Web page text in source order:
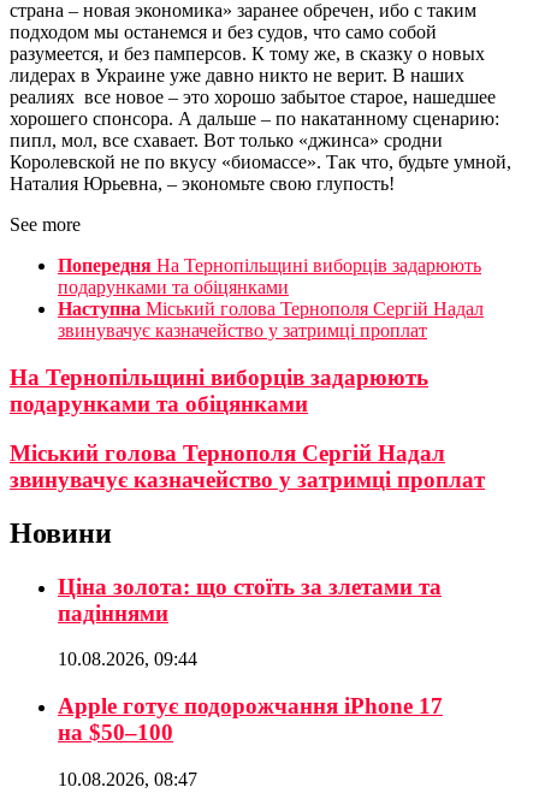
страна – новая экономика» заранее обречен, ибо с таким
подходом мы останемся и без судов, что само собой
разумеется, и без памперсов. К тому же, в сказку о новых
лидерах в Украине уже давно никто не верит. В наших
реалиях все новое – это хорошо забытое старое, нашедшее
хорошего спонсора. А дальше – по накатанному сценарию:
пипл, мол, все схавает. Вот только «джинса» сродни
Королевской не по вкусу «биомассе». Так что, будьте умной,
Наталия Юрьевна, – экономьте свою глупость!
See more
Попередня На Тернопільщині виборців задарюють
подарунками та обіцянками
Наступна Міський голова Тернополя Сергій Надал
звинувачує казначейство у затримці проплат
На Тернопільщині виборців задарюють
подарунками та обіцянками
Міський голова Тернополя Сергій Надал
звинувачує казначейство у затримці проплат
Новини
Ціна золота: що стоїть за злетами та
падіннями
10.08.2026, 09:44
Apple готує подорожчання iPhone 17
на $50–100
10.08.2026, 08:47